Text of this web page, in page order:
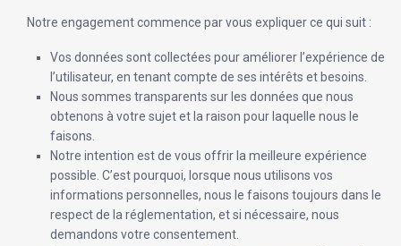
Notre engagement commence par vous expliquer ce qui suit :
Vos données sont collectées pour améliorer l’expérience de
l’utilisateur, en tenant compte de ses intérêts et besoins.
Nous sommes transparents sur les données que nous
obtenons à votre sujet et la raison pour laquelle nous le
faisons.
Notre intention est de vous offrir la meilleure expérience
possible. C’est pourquoi, lorsque nous utilisons vos
informations personnelles, nous le faisons toujours dans le
respect de la réglementation, et si nécessaire, nous
demandons votre consentement.